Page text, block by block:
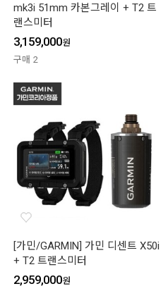
mk3i 51mm 카본그레이 + T2 트
랜스미터
3,159,000원
구매 2
[가민/GARMIN] 가민 디센트 X50i
+ T2 트랜스미터
2,959,000원